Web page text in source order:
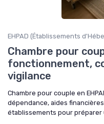
Chambre pour
fonctionnement,
vigilance
Chambre pour couple en
dépendance, aides
établissements pour préparer